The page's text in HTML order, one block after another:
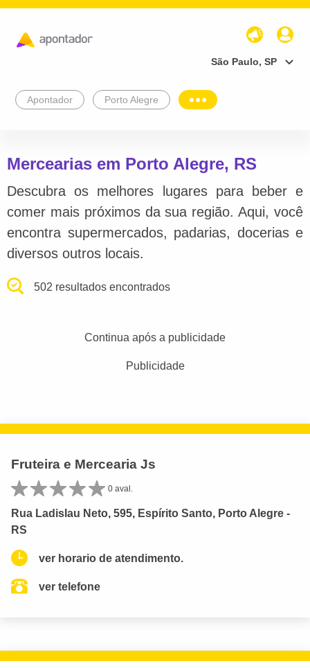
São Paulo, SP
Apontador Porto Alegre
Mercearias em Porto Alegre, RS
Descubra os melhores lugares para beber e
comer mais próximos da sua região. Aqui, você
encontra supermercados, padarias, docerias e
diversos outros locais.
502 resultados encontrados
Continua após a publicidade
Publicidade
Fruteira e Mercearia Js
0 aval.
Rua Ladislau Neto, 595, Espírito Santo, Porto Alegre -
RS
ver horario de atendimento.
ver telefone